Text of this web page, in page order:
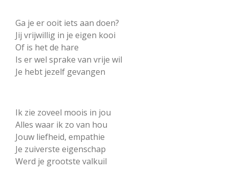
Ga je er ooit iets aan doen?
Jij vrijwillig in je eigen kooi
Of is het de hare
Is er wel sprake van vrije wil
Je hebt jezelf gevangen
Ik zie zoveel moois in jou
Alles waar ik zo van hou
Jouw liefheid, empathie
Je zuiverste eigenschap
Werd je grootste valkuil